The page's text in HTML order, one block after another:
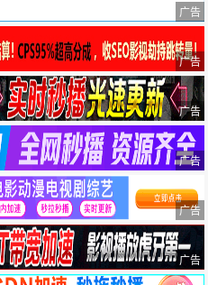
广告
广告
广告
广告
广告
广告